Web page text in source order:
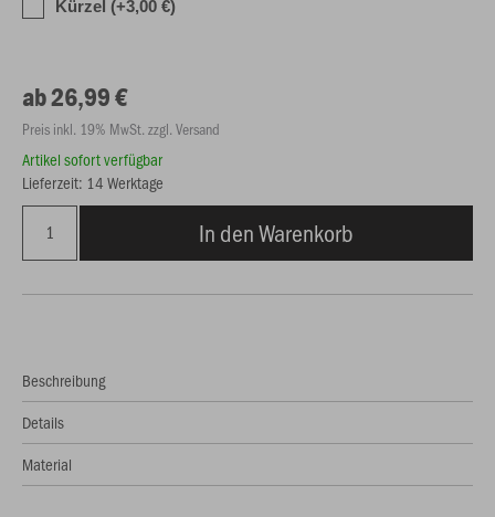
Kürzel (+3,00 €)
ab 26,99 €
Preis inkl. 19% MwSt. zzgl. Versand
Artikel sofort verfügbar
Lieferzeit: 14 Werktage
In den Warenkorb
Beschreibung
Details
Material